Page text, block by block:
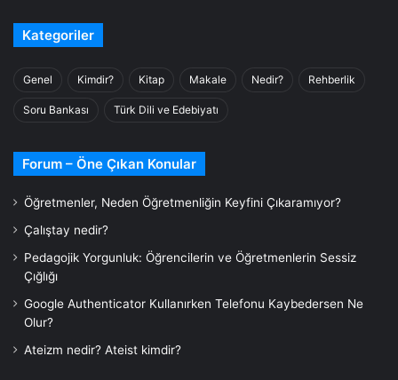
Kategoriler
Genel Kimdir? Kitap Makale Nedir? Rehberlik
Soru Bankası Türk Dili ve Edebiyatı
Forum – Öne Çıkan Konular
Öğretmenler, Neden Öğretmenliğin Keyfini Çıkaramıyor?
Çalıştay nedir?
Pedagojik Yorgunluk: Öğrencilerin ve Öğretmenlerin Sessiz
Çığlığı
Google Authenticator Kullanırken Telefonu Kaybedersen Ne
Olur?
Ateizm nedir? Ateist kimdir?